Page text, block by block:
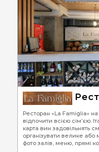
Ресторан «La Famiglia»
відпочити всією сім’єю.
карта вин задовільнять
організувати велике або
фото залів, меню, прямі